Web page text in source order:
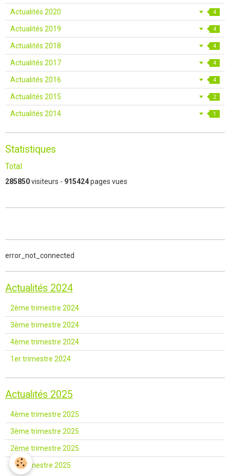
Actualités 2020 4
Actualités 2019 4
Actualités 2018 4
Actualités 2017 4
Actualités 2016 4
Actualités 2015 2
Actualités 2014 1
Statistiques
Total
285850visiteurs - 915424pages vues
error_not_connected
Actualités 2024
2ème trimestre 2024
3ème trimestre 2024
4ème trimestre 2024
1er trimestre 2024
Actualités 2025
4ème trimestre 2025
3ème trimestre 2025
2ème trimestre 2025
1er trimestre 2025